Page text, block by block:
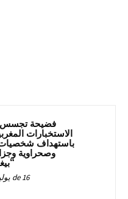
فضيحة تجسس
الاستخبارات
باستهداف شخصيات
وصحراوية
16 de يوليو de 2026